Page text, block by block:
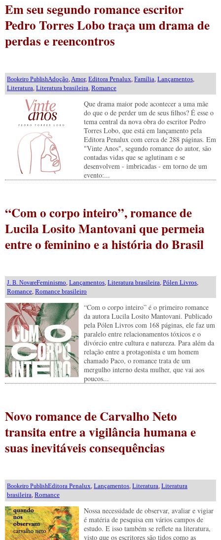
Em seu segundo romance escritor
Pedro Torres Lobo traça um drama de
perdas e reencontros
Bookeiro PublishAdoção Amor, Editora Penalux Família Lançamentos
Literatura Literatura brasileira Romance
Que drama maior pode acontecer a uma mãe
do que o de perder um de seus filhos? É esse o
tema central da nova obra do escritor Pedro
Torres Lobo, que está em lançamento pela
Editora Penalux com cerca de 288 páginas. Em
"Vinte Anos", segundo romance do autor, são
contadas vidas que se aglutinam e se
desenvolvem - imbricadas - em torno de um
evento:...
“Com o corpo inteiro”, romance de
Lucila Losito Mantovani que permeia
entre o feminino e a história do Brasil
J. B. NovareFeminismo Lançamentos Literatura brasileira Pólen Livros
Romance Romance brasileiro
“Com o corpo inteiro” é o primeiro romance
da autora Lucila Losito Mantovani. Publicado
pela Pólen Livros com 168 páginas, ele faz um
paralelo entre relacionamentos tóxicos e o
divórcio entre cultura e natureza. Para além da
relação entre a protagonista e um homem
chamado Paco, o romance trata de um
mergulho interno desta mulher, que vai aos
poucos...
Novo romance de Carvalho Neto
transita entre a vigilância humana e
suas inevitáveis consequências
Bookeiro PublishEditora Penalux Lançamentos Literatura Literatura
brasileira Romance
Nossa necessidade de observar, avaliar e vigiar
é matéria de pesquisa em vários campos de
estudo. E isso também se reflete na literatura,
visto que os escritores são tidos como as